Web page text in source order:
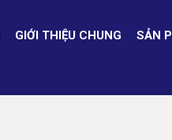
GIỚI THIỆU CHUNG SẢN